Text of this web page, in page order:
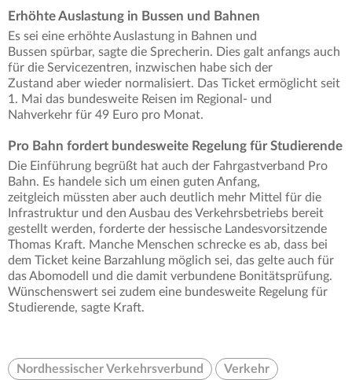
Erhöhte Auslastung in Bussen und Bahnen
Es sei eine erhöhte Auslastung in Bahnen und
Bussen spürbar, sagte die Sprecherin. Dies galt anfangs auch
für die Servicezentren, inzwischen habe sich der
Zustand aber wieder normalisiert. Das Ticket ermöglicht seit
1. Mai das bundesweite Reisen im Regional- und
Nahverkehr für 49 Euro pro Monat.
Pro Bahn fordert bundesweite Regelung für Studierende
Die Einführung begrüßt hat auch der Fahrgastverband Pro
Bahn. Es handele sich um einen guten Anfang,
zeitgleich müssten aber auch deutlich mehr Mittel für die
Infrastruktur und den Ausbau des Verkehrsbetriebs bereit
gestellt werden, forderte der hessische Landesvorsitzende
Thomas Kraft. Manche Menschen schrecke es ab, dass bei
dem Ticket keine Barzahlung möglich sei, das gelte auch für
das Abomodell und die damit verbundene Bonitätsprüfung.
Wünschenswert sei zudem eine bundesweite Regelung für
Studierende, sagte Kraft.
Nordhessischer Verkehrsverbund Verkehr